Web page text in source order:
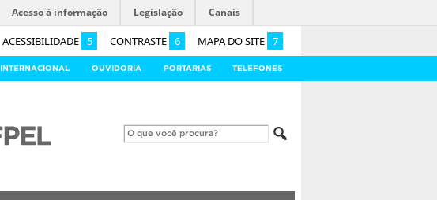
ACESSIBILIDADE 5 CONTRASTE 6 MAPA DO SITE 7
Acesso à informação Legislação Canais
INTERNACIONAL OUVIDORIA PORTARIAS TELEFONES